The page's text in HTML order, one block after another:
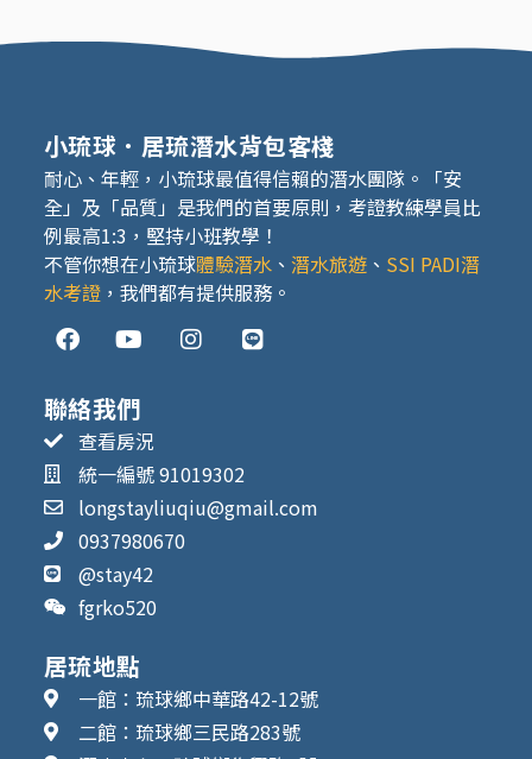
小琉球．居琉潛水背包客棧
耐心、年輕，小琉球最值得信賴的潛水團隊。「安
全」及「品質」是我們的首要原則，考證教練學員比
例最高1:3，堅持小班教學！
不管你想在小琉球體驗潛水、 潛水旅遊、 SSI PADI潛
水考證，我們都有提供服務。
聯絡我們
查看房況
統一編號 91019302
longstayliuqiu@gmail.com
0937980670
@stay42
fgrko520
居琉地點
一館：琉球鄉中華路42-12號
二館：琉球鄉三民路283號